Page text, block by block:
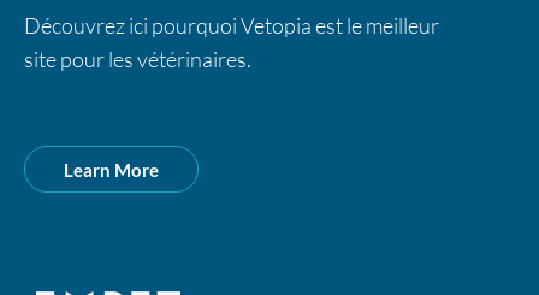
Découvrez ici pourquoi Vetopia est le meilleur
site pour les vétérinaires.
Learn More